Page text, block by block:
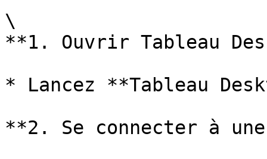
\
**1. Ouvrir Tableau
* Lancez **Tableau
**2. Se connecter à